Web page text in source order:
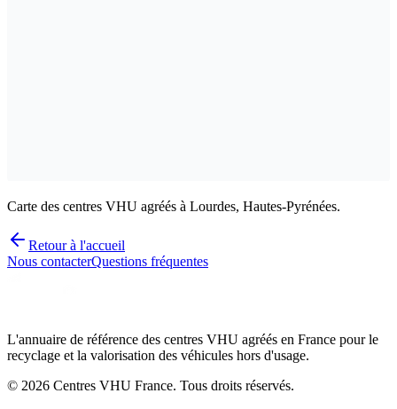
Carte des centres VHU agréés à Lourdes, Hautes-Pyrénées.
Retour à l'accueil
Nous contacterQuestions fréquentes
L'annuaire de référence des centres VHU agréés en France pour le
recyclage et la valorisation des véhicules hors d'usage.
© 2026 Centres VHU France. Tous droits réservés.